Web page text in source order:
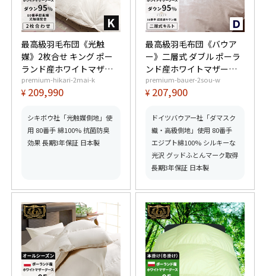
最高級羽毛布団《光触
媒》2枚合せ キング ポー
ランド産ホワイトマザー
グースダウン95% (440dp
以上) 合掛1.4kg、肌掛
ムゴールド取得】【グッ
ドふとんマーク取得】
premium-hikari-2mai-k
¥ 209,990
シキボウ社「光触媒側地」使
用 80番手 綿100% 抗菌防臭
効果 長期3年保証 日本製
最高級羽毛布団《バウア
ー》二層式 ダブル ポーラ
ンド産ホワイトマザーグ
ースダウン95% (440dp以
上) 羽毛量1.8kg 【6つ星
得】【グッドふとんマー
ク取得】
premium-bauer-2sou-w
¥ 207,900
ドイツバウアー社「ダマスク
織・高級側地」使用 80番手
エジプト綿100% シルキーな
光沢 グッドふとんマーク取得
長期3年保証 日本製